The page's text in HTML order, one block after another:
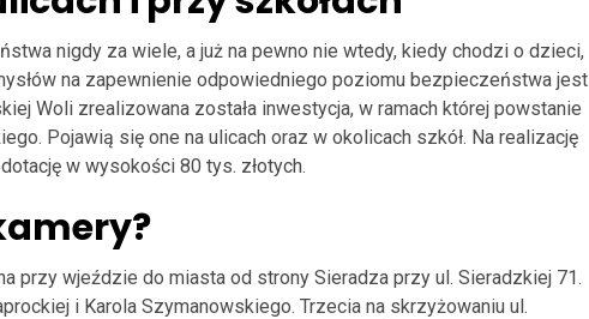
nigdy za wiele, a już na pewno nie wtedy, kiedy chodzi o dzieci,
na zapewnienie odpowiedniego poziomu bezpieczeństwa jest
Woli zrealizowana została inwestycja, w ramach której powstanie
Pojawią się one na ulicach oraz w okolicach szkół. Na realizację
w wysokości 80 tys. złotych.
przy wjeździe do miasta od strony Sieradza przy ul. Sieradzkiej 71.
i Karola Szymanowskiego. Trzecia na skrzyżowaniu ul.